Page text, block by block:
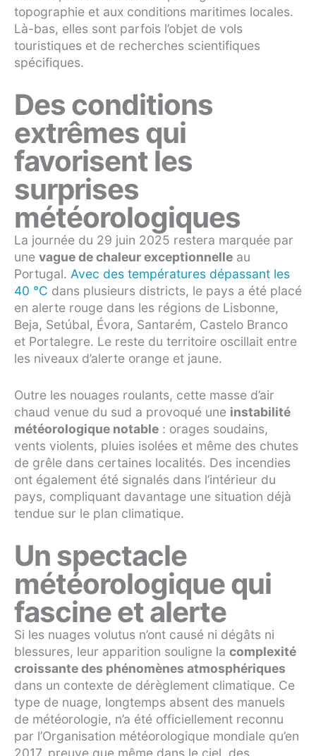
topographie et aux conditions maritimes locales.
Là-bas, elles sont parfois l’objet de vols
touristiques et de recherches scientifiques
spécifiques.
Des conditions
extrêmes qui
favorisent les
surprises
météorologiques
La journée du 29 juin 2025 restera marquée par
une vague de chaleur exceptionnelle au
Portugal. Avec des températures dépassant les
40 °C dans plusieurs districts, le pays a été placé
en alerte rouge dans les régions de Lisbonne,
Beja, Setúbal, Évora, Santarém, Castelo Branco
et Portalegre. Le reste du territoire oscillait entre
les niveaux d’alerte orange et jaune.
Outre les nouages roulants, cette masse d’air
chaud venue du sud a provoqué une instabilité
météorologique notable : orages soudains,
vents violents, pluies isolées et même des chutes
de grêle dans certaines localités. Des incendies
ont également été signalés dans l’intérieur du
pays, compliquant davantage une situation déjà
tendue sur le plan climatique.
Un spectacle
météorologique qui
fascine et alerte
Si les nuages volutus n’ont causé ni dégâts ni
blessures, leur apparition souligne la complexité
croissante des phénomènes atmosphériques
dans un contexte de dérèglement climatique. Ce
type de nuage, longtemps absent des manuels
de météorologie, n’a été officiellement reconnu
par l’Organisation météorologique mondiale qu’en